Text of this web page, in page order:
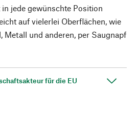
jede gewünschte Position
auf vielerlei Oberflächen, wie
Metall und anderen, per Saugnapf
für die EU